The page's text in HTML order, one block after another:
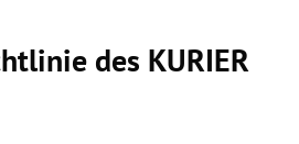
des KURIER